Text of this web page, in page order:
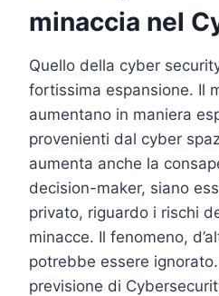
minaccia nel
Quello della cyber
fortissima espansione. Il
aumentano in maniera
provenienti dal cyber
aumenta anche la
decision-maker, siano
privato, riguardo i rischi
minacce. Il fenomeno,
potrebbe essere
previsione di